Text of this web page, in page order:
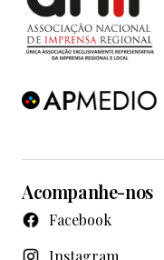
Acompanhe-nos
Facebook